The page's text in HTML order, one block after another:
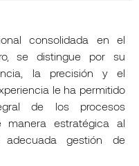
consolidada en el
se distingue por su
la precisión y el
le ha permitido
de los procesos
manera estratégica al
gestión de